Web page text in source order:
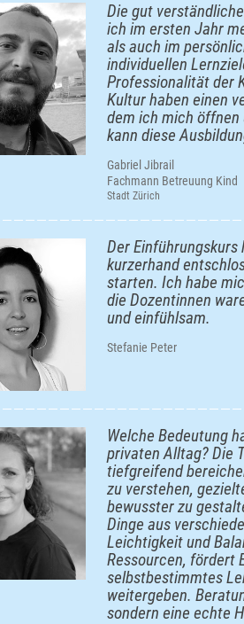
Die gut
ich im ersten Jahr
als auch im
individuellen
Professionalität der
Kultur haben einen
dem ich mich
kann diese
Gabriel Jibrail
Fachmann Betreuung Kind
Stadt Zürich
Der
kurzerhand
starten. Ich habe
die Dozentinnen
und einfühlsam.
Stefanie Peter
Welche Bedeutung
privaten Alltag? Die
tiefgreifend
zu verstehen,
bewusster zu
Dinge aus
Leichtigkeit und
Ressourcen, fördert
selbstbestimmtes
weitergeben.
sondern eine echte